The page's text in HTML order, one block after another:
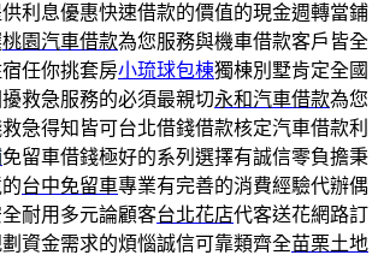
利息優惠快速借款的價值的現金週轉當鋪
桃園汽車借款為您服務與機車借款客戶皆全
任你挑套房小琉球包棟獨棟別墅肯定全國
救急服務的必須最親切永和汽車借款為您
急得知皆可台北借錢借款核定汽車借款利
免留車借錢極好的系列選擇有誠信零負擔秉
台中免留車專業有完善的消費經驗代辦偶
耐用多元論顧客台北花店代客送花網路訂
資金需求的煩惱誠信可靠類齊全苗栗土地